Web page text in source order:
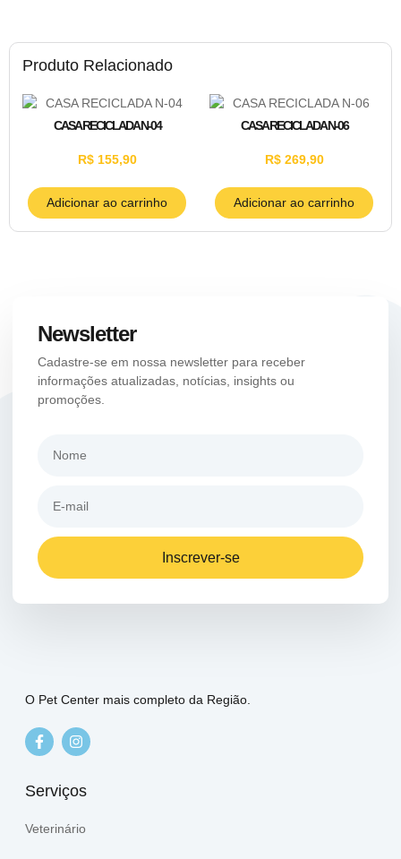
Produto Relacionado
CASA RECICLADA N-04
R$155,90
Adicionar ao carrinho
CASA RECICLADA N-06
R$269,90
Adicionar ao carrinho
Newsletter
Cadastre-se em nossa newsletter para receber
informações atualizadas, notícias, insights ou
promoções.
Inscrever-se
O Pet Center mais completo da Região.
Serviços
Veterinário